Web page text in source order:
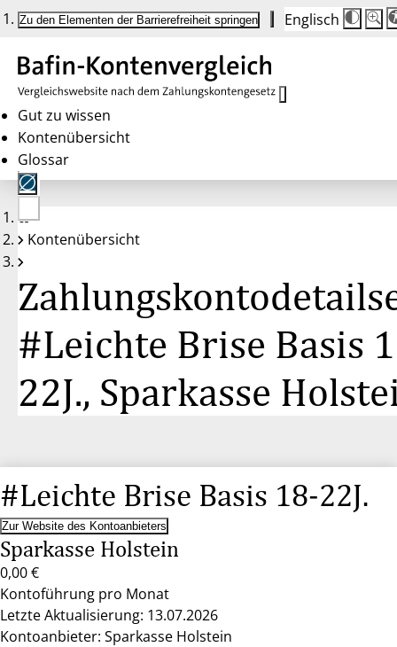
Zu den Elementen der Barrierefreiheit springen Englisch
Die
auf
100
100
Gut zu wissen
Kontenübersicht
Glossar
Keine
Konten
Kontenübersicht
#Leichte Brise Basis
22J., Sparkasse
#Leichte Brise Basis 18-22J.
Zur Website des Kontoanbieters
Sparkasse Holstein
0,00 €
Kontoführung pro Monat
Letzte Aktualisierung: 13.07.2026
Kontoanbieter: Sparkasse Holstein